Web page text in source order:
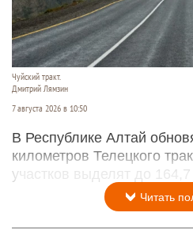
Чуйский тракт.
Дмитрий Лямзин
7 августа 2026 в 10:50
В Республике Алтай
километров Телецкого
участков выделят до
Читать